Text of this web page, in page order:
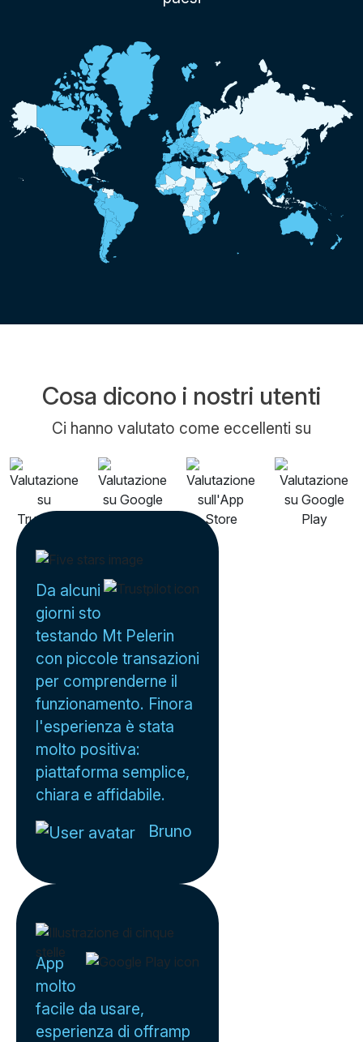
Cosa dicono i nostri utenti
Ci hanno valutato come eccellenti su
Da alcuni
giorni sto
testando Mt Pelerin
con piccole transazioni
per comprenderne il
funzionamento. Finora
l'esperienza è stata
molto positiva:
piattaforma semplice,
chiara e affidabile.
Bruno
App
molto
facile da usare,
esperienza di offramp